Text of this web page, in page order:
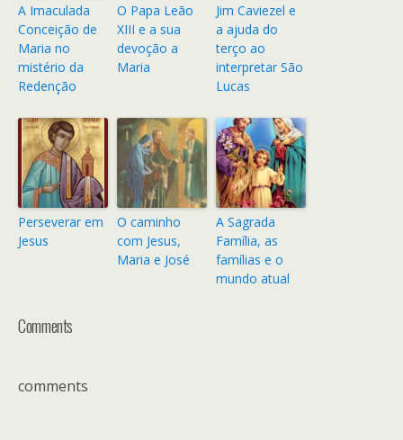
A Imaculada
Conceição de
Maria no
mistério da
Redenção
O Papa Leão
XIII e a sua
devoção a
Maria
Jim Caviezel e
a ajuda do
terço ao
interpretar São
Lucas
Perseverar em
Jesus
O caminho
com Jesus,
Maria e José
A Sagrada
Família, as
famílias e o
mundo atual
Comments
comments